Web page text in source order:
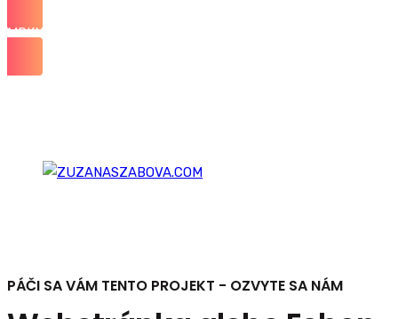
MRKNI NA WEB
PÁČI SA VÁM TENTO PROJEKT - OZVYTE SA NÁM